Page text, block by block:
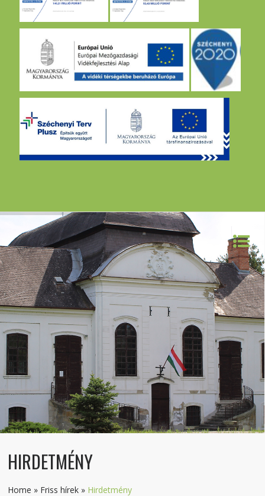
HIRDETMÉNY
Home » Friss hírek » Hirdetmény